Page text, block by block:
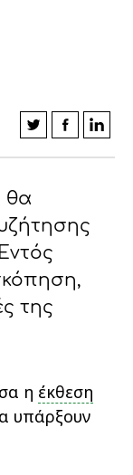
του
θα
της
η έκθεση
υπάρξουν